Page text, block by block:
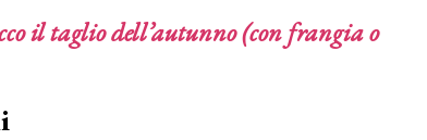
il taglio dell’autunno (con frangia o